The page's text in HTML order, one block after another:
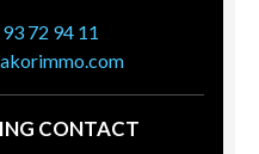
72 94 11
CONTACT